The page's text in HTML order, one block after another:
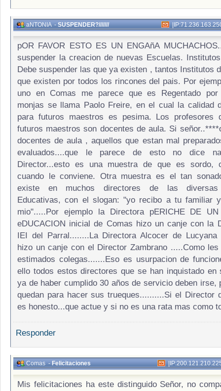
aNTONIA-SUSPENDER?/////// |
pOR FAVOR ESTO ES UN ENGAñA
suspender la creacion de nuevas Escuelas.
Debe suspender las que ya existen , tantos Institutos
que existen por todos los rincones del pais. Por
uno en Comas me parece que es Regentado
monjas se llama Paolo Freire, en el cual la calidad
para futuros maestros es pesima. Los profesores
futuros maestros son docentes de aula. Si
docentes de aula , aquellos que estan mal
evaluados....que le parece de esto no dice
Director...esto es una muestra de que es sordo,
cuando le conviene. Otra muestra es el tan
existe en muchos directores de las diversas
Educativas, con el slogan: "yo recibo a tu familiar
mio".....Por ejemplo la Directora pERICHE DE
eDUCACION inicial de Comas hizo un canje con la
IEI del Parral........La Directora Alcocer de Lucyana
hizo un canje con el Director Zambrano .....Como
estimados colegas.......Eso es usurpacion de
ello todos estos directores que se han inquistado en
ya de haber cumplido 30 años de servicio deben irse,
quedan para hacer sus trueques..........Si el Director
es honesto...que actue y si no es una rata mas como
Responder
Comas-Felicitaciones |
Mis felicitaciones ha este distinguido Señor, no